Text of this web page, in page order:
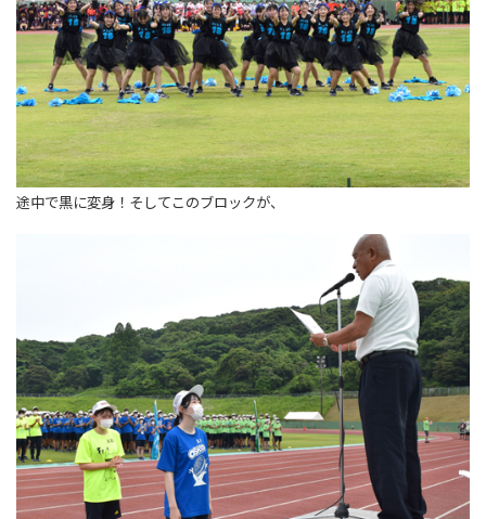
途中で黒に変身！そしてこのブロックが、